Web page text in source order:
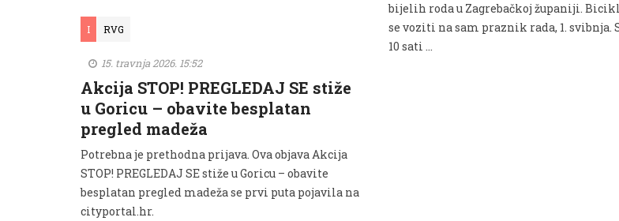
I RVG
15. travnja 2026. 15:52
Akcija STOP! PREGLEDAJ SE stiže
u Goricu – obavite besplatan
pregled madeža
Potrebna je prethodna prijava. Ova objava Akcija
STOP! PREGLEDAJ SE stiže u Goricu – obavite
besplatan pregled madeža se prvi puta pojavila na
cityportal.hr.
bijelih roda u Zagrebačkoj županiji.
se voziti na sam praznik rada, 1. svibnja.
10 sati …